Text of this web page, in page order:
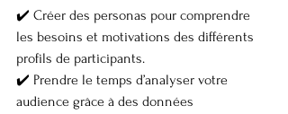
✔️ Créer des personas pour comprendre
les besoins et motivations des différents
profils de participants.
✔️ Prendre le temps d’analyser votre
audience grâce à des données